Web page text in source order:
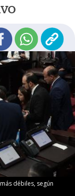
débiles, según